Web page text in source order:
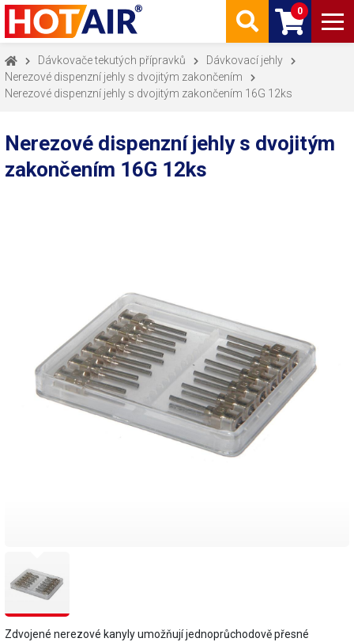
0
Dávkovače tekutých přípravků
Dávkovací jehly
Nerezové dispenzní jehly s dvojitým zakončením
Nerezové dispenzní jehly s dvojitým zakončením 16G 12ks
Nerezové dispenzní jehly s dvojitým
zakončením 16G 12ks
Zdvojené nerezové kanyly umožňují jednoprůchodově přesné